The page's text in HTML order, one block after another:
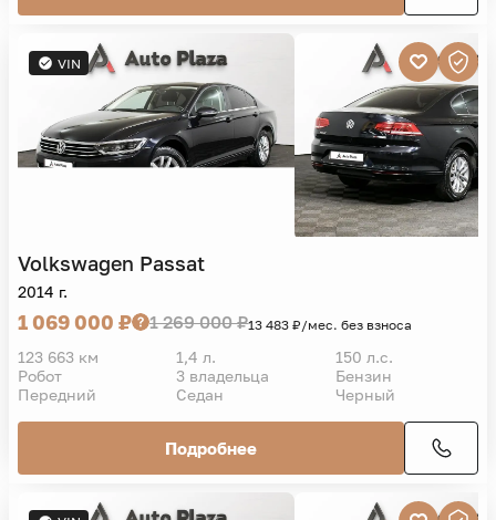
VIN
Volkswagen Passat
2014 г.
1 069 000 ₽ 1 269 000 ₽13 483 ₽/мес. без взноса
123 663 км 1,4 л.
150 л.с.
Робот
3 владельца
Бензин
Передний
Седан Черный
Подробнее